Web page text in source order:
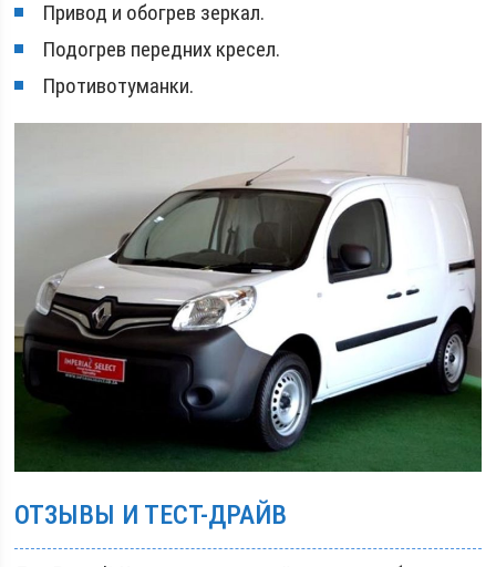
Привод и обогрев зеркал.
Подогрев передних кресел.
Противотуманки.
ОТЗЫВЫ И ТЕСТ-ДРАЙВ